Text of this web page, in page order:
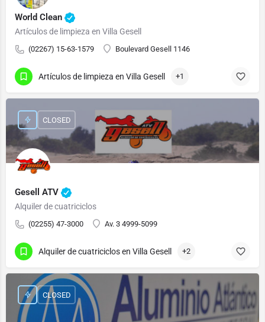
World Clean
Artículos de limpieza en Villa Gesell
(02267) 15-63-1579 Boulevard Gesell 1146
Artículos de limpieza en Villa Gesell +1
Gesell ATV
Alquiler de cuatriciclos
(02255) 47-3000 Av. 3 4999-5099
CLOSED
Alquiler de cuatriciclos en Villa Gesell +2
CLOSED